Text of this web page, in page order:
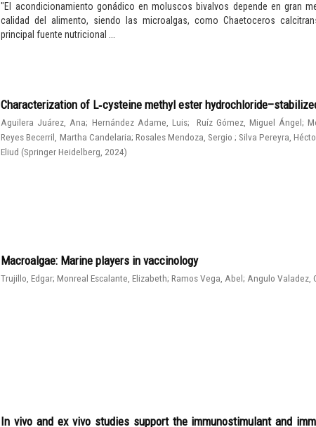
"El acondicionamiento gonádico en moluscos bivalvos depende en gran
calidad del alimento, siendo las microalgas, como Chaetoceros
principal fuente nutricional ...
Characterization of L‑cysteine methyl ester
Aguilera Juárez, Ana; Hernández Adame, Luis; Ruíz Gómez, Miguel Ángel;
Reyes Becerril, Martha Candelaria; Rosales Mendoza, Sergio; Silva Pereyra,
Eliud (Springer Heidelberg, 2024)
Macroalgae: Marine players in vaccinology
Trujillo, Edgar;Monreal Escalante, Elizabeth;Ramos Vega, Abel; Angulo Valadez,
In vivo and ex vivo studies support the immunostimulant and